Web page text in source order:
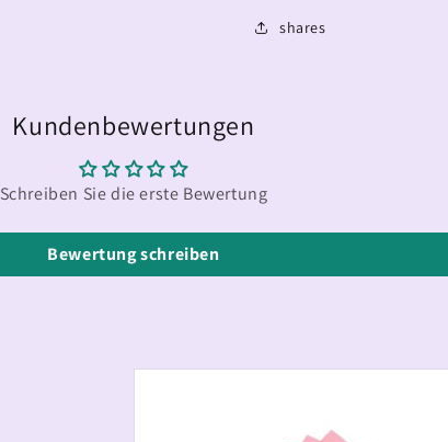
shares
Kundenbewertungen
Schreiben Sie die erste Bewertung
Bewertung schreiben